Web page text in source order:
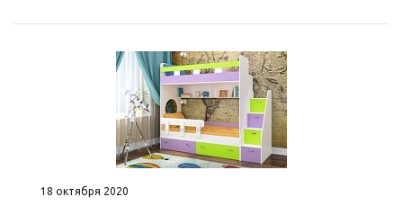
18 октября 2020